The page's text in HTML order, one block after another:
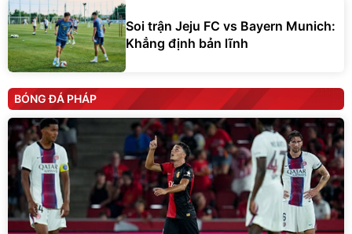
Soi trận Jeju FC vs Bayern Munich:
Khẳng định bản lĩnh
BÓNG ĐÁ PHÁP